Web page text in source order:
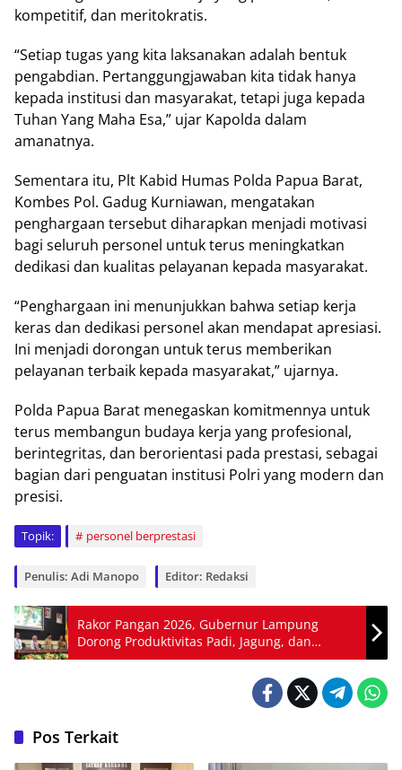
kompetitif, dan meritokratis.
“Setiap tugas yang kita laksanakan adalah bentuk
pengabdian. Pertanggungjawaban kita tidak hanya
kepada institusi dan masyarakat, tetapi juga kepada
Tuhan Yang Maha Esa,” ujar Kapolda dalam
amanatnya.
Sementara itu, Plt Kabid Humas Polda Papua Barat,
Kombes Pol. Gadug Kurniawan, mengatakan
penghargaan tersebut diharapkan menjadi motivasi
bagi seluruh personel untuk terus meningkatkan
dedikasi dan kualitas pelayanan kepada masyarakat.
“Penghargaan ini menunjukkan bahwa setiap kerja
keras dan dedikasi personel akan mendapat apresiasi.
Ini menjadi dorongan untuk terus memberikan
pelayanan terbaik kepada masyarakat,” ujarnya.
Polda Papua Barat menegaskan komitmennya untuk
terus membangun budaya kerja yang profesional,
berintegritas, dan berorientasi pada prestasi, sebagai
bagian dari penguatan institusi Polri yang modern dan
presisi.
Topik: personel berprestasi
Penulis: Adi Manopo Editor: Redaksi
Rakor Pangan 2026, Gubernur Lampung
Dorong Produktivitas Padi, Jagung, dan
Singkong
Pos Terkait